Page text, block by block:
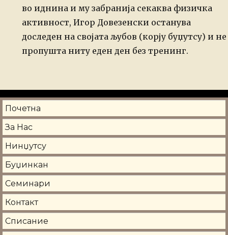
во иднина и му забранија секаква физичка
активност, Игор Довезенски останува
доследен на својата љубов (корјубуџутсу) и не
пропушта ниту еден ден без тренинг.
Почетна
За Нас
Нинџутсу
Буџинкан
Семинари
Контакт
Списание